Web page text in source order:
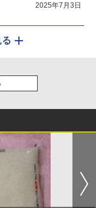
2025年7月3日